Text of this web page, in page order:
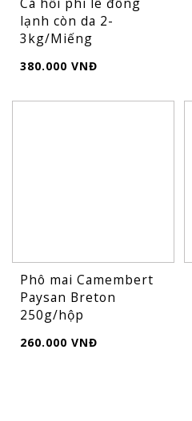
lạnh còn da 2-
3kg/Miếng
380.000 VNĐ
Phô mai Camembert
Paysan Breton
250g/hộp
260.000 VNĐ